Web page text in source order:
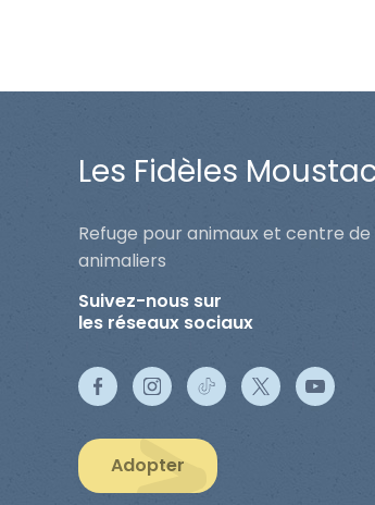
Les Fidèles
Refuge pour animaux et centre de
animaliers
Suivez-nous sur
les réseaux sociaux
Adopter